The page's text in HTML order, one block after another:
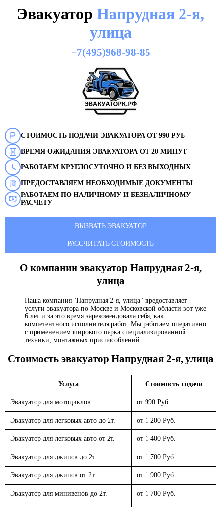
Эвакуатор Напрудная 2-я,
улица
+7(495)968-98-85
СТОИМОСТЬ ПОДАЧИ ЭВАКУАТОРА ОТ 990 РУБ
ВРЕМЯ ОЖИДАНИЯ ЭВАКУАТОРА ОТ 20 МИНУТ
РАБОТАЕМ КРУГЛОСУТОЧНО И БЕЗ ВЫХОДНЫХ
ПРЕДОСТАВЛЯЕМ НЕОБХОДИМЫЕ ДОКУМЕНТЫ
РАБОТАЕМ ПО НАЛИЧНОМУ И БЕЗНАЛИЧНОМУ
РАСЧЕТУ
ВЫЗВАТЬ ЭВАКУАТОР
РАССЧИТАТЬ СТОИМОСТЬ
О компании эвакуатор Напрудная 2-я,
улица
Наша компания "Напрудная 2-я, улица" предоставляет
услуги эвакуатора по Москве и Московской области вот уже
6 лет и за это время зарекомендовала себя, как
компетентного исполнителя работ. Мы работаем оперативно
с применением широкого парка специализированной
техники, монтажных приспособлений.
Стоимость эвакуатор Напрудная 2-я, улица
Услуга Стоимость подачи
Эвакуатор для мотоциклов от 990 Руб.
Эвакуатор для легковых авто до 2т. от 1 200 Руб.
Эвакуатор для легковых авто от 2т. от 1 400 Руб.
Эвакуатор для джипов до 2т. от 1 700 Руб.
Эвакуатор для джипов от 2т. от 1 900 Руб.
Эвакуатор для минивенов до 2т. от 1 700 Руб.